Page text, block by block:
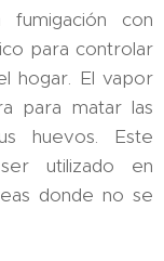
fumigación con
para controlar
hogar. El vapor
para matar las
huevos. Este
utilizado en
donde no se